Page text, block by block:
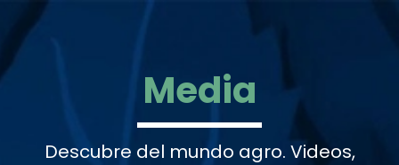
Media
Descubre del mundo agro. Videos,